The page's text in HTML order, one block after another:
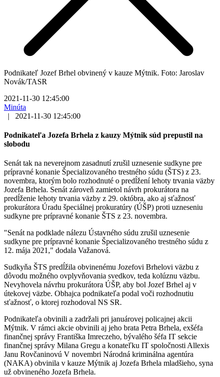
Podnikateľ Jozef Brhel obvinený v kauze Mýtnik. Foto: Jaroslav
Novák/TASR
2021-11-30 12:45:00
Minúta
|
2021-11-30 12:45:00
Podnikateľa Jozefa Brhela z kauzy Mýtnik súd prepustil na
slobodu
Senát tak na neverejnom zasadnutí zrušil uznesenie sudkyne pre
prípravné konanie Špecializovaného trestného súdu (ŠTS) z 23.
novembra, ktorým bolo rozhodnuté o predĺžení lehoty trvania väzby
Jozefa Brhela. Senát zároveň zamietol návrh prokurátora na
predĺženie lehoty trvania väzby z 29. októbra, ako aj sťažnosť
prokurátora Úradu špeciálnej prokuratúry (ÚŠP) proti uzneseniu
sudkyne pre prípravné konanie ŠTS z 23. novembra.
"Senát na podklade nálezu Ústavného súdu zrušil uznesenie
sudkyne pre prípravné konanie Špecializovaného trestného súdu z
12. mája 2021," dodala Važanová.
Sudkyňa ŠTS predĺžila obvinenému Jozefovi Brhelovi väzbu z
dôvodu možného ovplyvňovania svedkov, teda kolúznu väzbu.
Nevyhovela návrhu prokurátora ÚŠP, aby bol Jozef Brhel aj v
útekovej väzbe. Obhajca podnikateľa podal voči rozhodnutiu
sťažnosť, o ktorej rozhodoval NS SR.
Podnikateľa obvinili a zadržali pri januárovej policajnej akcii
Mýtnik. V rámci akcie obvinili aj jeho brata Petra Brhela, exšéfa
finančnej správy Františka Imreczeho, bývalého šéfa IT sekcie
finančnej správy Milana Gregu a konateľku IT spoločnosti Allexis
Janu Rovčaninovú V novembri Národná kriminálna agentúra
(NAKA) obvinila v kauze Mýtnik aj Jozefa Brhela mladšieho, syna
už obvineného Jozefa Brhela.